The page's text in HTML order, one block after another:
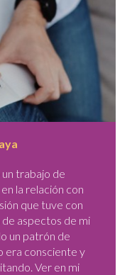
trabajo de
la relación con
que tuve con
aspectos de mi
un patrón de
era consciente y
Ver en mi